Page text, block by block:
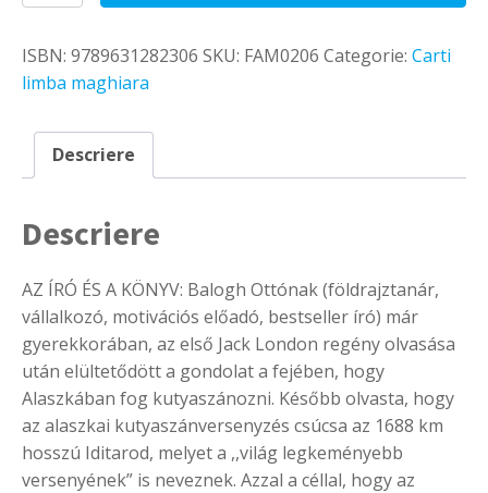
Orrvérzésig
kutyaszán!
első
magyar
Iditarod
kalandjai
és
Alaszkában
ISBN: 9789631282306 SKU: FAM0206 Categorie: Carti
limba maghiara
Descriere
Descriere
AZ ÍRÓ ÉS A KÖNYV: Balogh Ottónak (földrajztanár,
vállalkozó, motivációs előadó, bestseller író) már
gyerekkorában, az első Jack London regény olvasása
után elültetődött a gondolat a fejében, hogy
Alaszkában fog kutyaszánozni. Később olvasta, hogy
az alaszkai kutyaszánversenyzés csúcsa az 1688 km
hosszú Iditarod, melyet a ,,világ legkeményebb
versenyének” is neveznek. Azzal a céllal, hogy az